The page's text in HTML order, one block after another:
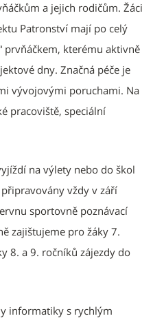
a jejich rodičům. Žáci
Patronství mají po celý
prvňáčkem, kterému aktivně
dny. Značná péče je
vývojovými poruchami. Na
pracoviště, speciální
na výlety nebo do škol
vždy v září
sportovně poznávací
zajištujeme pro žáky 7.
8. a 9. ročníků zájezdy do
informatiky s rychlým